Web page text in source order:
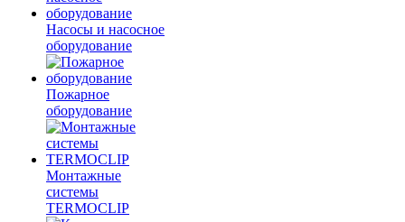
Насосы и насосное
оборудование
Пожарное
оборудование
Монтажные
системы
TERMOCLIP